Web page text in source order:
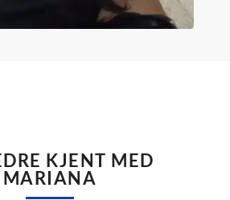
KJENT MED
MARIANA